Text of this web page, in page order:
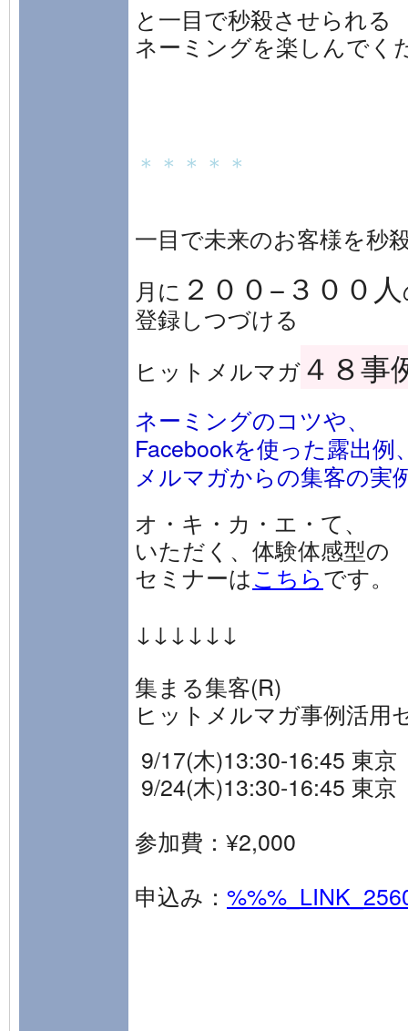
と一目で秒殺させられる
ネーミングを楽しんでく
＊＊＊＊＊
一目で未来のお客様を秒
月に ２００−３００人
登録しつづける
ヒットメルマガ４８事
ネーミングのコツや、
Facebookを使った露出例
メルマガからの集客の実
オ・キ・カ・エ・て、
いただく、体験体感型の
セミナーはこちらです。
↓↓↓↓↓↓
集まる集客(R)
ヒットメルマガ事例活用
9/17(木)13:30-16:45 東京
9/24(木)13:30-16:45 東京
参加費：¥2,000
申込み：